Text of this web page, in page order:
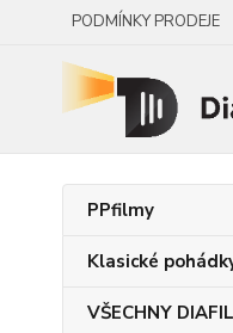
PODMÍNKY PRODEJE
PPfilmy
Klasické
VŠECHNY